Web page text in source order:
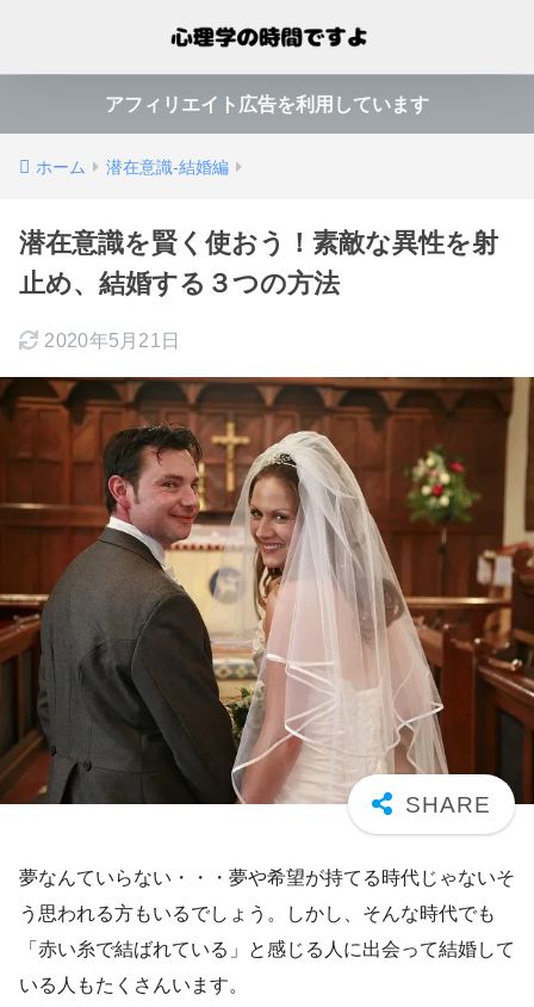
アフィリエイト広告を利用しています
ホーム 潜在意識-結婚編
潜在意識を賢く使おう！素敵な異性を射
止め、結婚する３つの方法
2020年5月21日
夢なんていらない・・・夢や希望が持てる時代じゃないそ
う思われる方もいるでしょう。しかし、そんな時代でも
「赤い糸で結ばれている」と感じる人に出会って結婚して
いる人もたくさんいます。